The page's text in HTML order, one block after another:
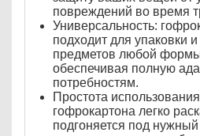
повреждений во время
Универсальность:
подходит для упаковки
предметов любой
обеспечивая полную
потребностям.
Простота
гофрокартона легко
подгоняется под